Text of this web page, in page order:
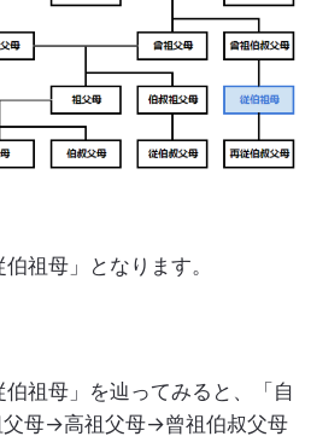
祖母」となります。
祖母」を辿ってみると、「自
母→高祖父母→曾祖伯叔父母